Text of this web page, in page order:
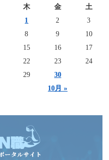
木 金 土
10月 »
1 2
3
8 9
10
15 16
17
22 23
24
29 30